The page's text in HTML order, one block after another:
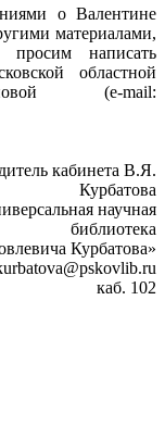
о Валентине
материалами,
написать
областной
(e-mail:
кабинета В.Я.
Курбатова
научная
библиотека
Курбатова»
каб. 102